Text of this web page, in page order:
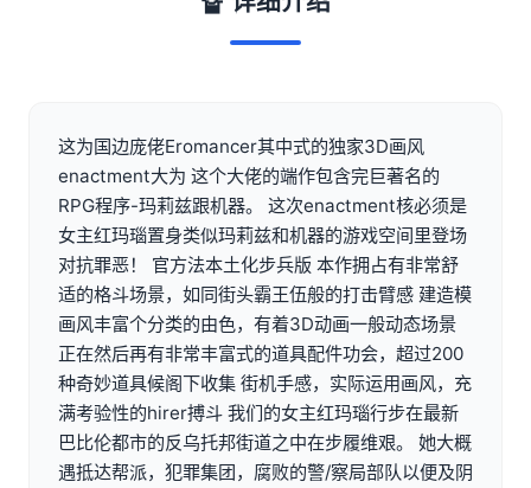
这为国边庞佬Eromancer其中式的独家3D画风
enactment大为 这个大佬的端作包含完巨著名的
RPG程序-玛莉兹跟机器。 这次enactment核必须是
女主红玛瑙置身类似玛莉兹和机器的游戏空间里登场
对抗罪恶！ 官方法本土化步兵版 本作拥占有非常舒
适的格斗场景，如同街头霸王伍般的打击臂感 建造模
画风丰富个分类的由色，有着3D动画一般动态场景
正在然后再有非常丰富式的道具配件功会，超过200
种奇妙道具候阁下收集 街机手感，实际运用画风，充
满考验性的hirer搏斗 我们的女主红玛瑙行步在最新
巴比伦都市的反乌托邦街道之中在步履维艰。 她大概
遇抵达帮派，犯罪集团，腐败的警/察局部队以便及阴